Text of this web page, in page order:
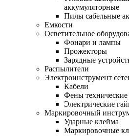
аккумуляторные
Пилы сабельные
Емкости
Осветительное
Фонари и лампы
Прожекторы
Зарядные
Распылители
Электроинструмент
Кабели
Фены технические
Электрические
Маркировочный
Ударные клейма
Маркировочные